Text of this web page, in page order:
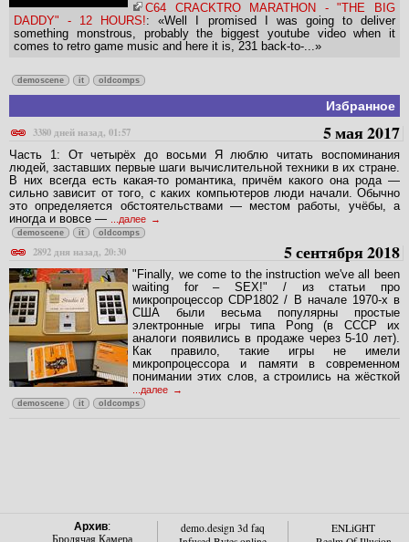
C64 CRACKTRO MARATHON - "THE BIG
DADDY" - 12 HOURS!: «Well I promised I was going to deliver
something monstrous, probably the biggest youtube video when it
comes to retro game music and here it is, 231 back-to-...»
demoscene it oldcomps
Избранное
3380 дней назад, 01:57
5 мая 2017
Часть 1: От четырёх до восьми Я люблю читать воспоминания
людей, заставших первые шаги вычислительной техники в их стране.
В них всегда есть какая-то романтика, причём какого она рода —
сильно зависит от того, с каких компьютеров люди начали. Обычно
это определяется обстоятельствами — местом работы, учёбы, а
иногда и вовсе —
...далее
demoscene it oldcomps
2892 дня назад, 20:30 5 сентября 2018
"Finally, we come to the instruction we've all been
waiting for – SEX!" / из статьи про
микропроцессор CDP1802 / В начале 1970-х в
США были весьма популярны простые
электронные игры типа Pong (в СССР их
аналоги появились в продаже через 5-10 лет).
Как правило, такие игры не имели
микропроцессора и памяти в современном
понимании этих слов, а строились на жёсткой
...далее
demoscene it oldcomps
Архив:
Бродячая Камера
demo.design 3d faq
ENLiGHT